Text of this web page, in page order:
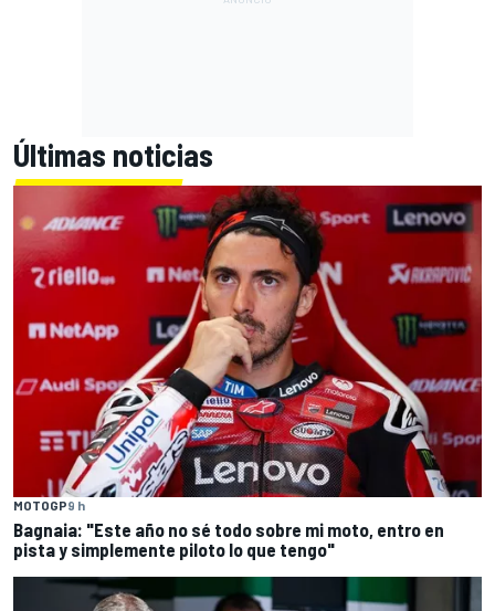
Últimas noticias
MOTOGP9 h
Bagnaia: "Este año no sé todo sobre mi moto, entro en
pista y simplemente piloto lo que tengo"